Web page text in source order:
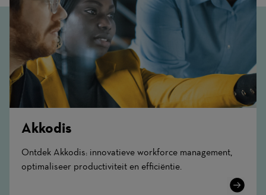
Akkodis
Ontdek Akkodis: innovatieve workforce management,
optimaliseer productiviteit en efficiëntie.
Learn